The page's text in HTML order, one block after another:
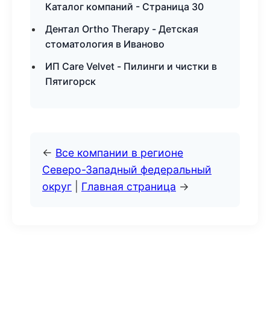
Каталог компаний - Страница 30
Дентал Ortho Therapy - Детская
стоматология в Иваново
ИП Care Velvet - Пилинги и чистки в
Пятигорск
← Все компании в регионе
Северо-Западный федеральный
округ
Главная страница →